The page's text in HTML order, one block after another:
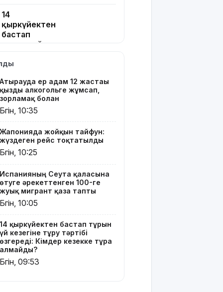
14
қыркүйектен
бастап
тұрғын үй
тұру
өзгереді:
Кімдер
кезекке
тұра
Абайлаңыз:
жалған
жарға
жықпасын!
Алматы
сотталушы
соңғы сөзін
айта
алмағандықтан,
үкімнің
Атырауда ер адам 12 жастағы
қызды алкогольге жұмсап,
зорламақ болған
Бүгін, 10:35
Жапонияда жойқын тайфун:
жүздеген рейс тоқтатылды
Бүгін, 10:25
Испанияның Сеута қаласына
өтуге әрекеттенген 100-ге
жуық мигрант қаза тапты
Бүгін, 10:05
14 қыркүйектен бастап тұрғын
үй кезегіне тұру тәртібі
өзгереді: Кімдер кезекке тұра
алмайды?
Бүгін, 09:53